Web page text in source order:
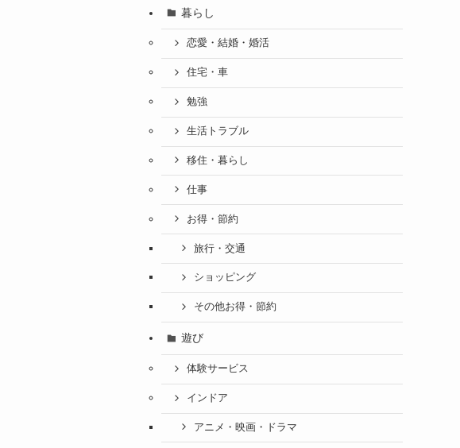
暮らし
恋愛・結婚・婚活
住宅・車
勉強
生活トラブル
移住・暮らし
仕事
お得・節約
旅行・交通
ショッピング
その他お得・節約
遊び
体験サービス
インドア
アニメ・映画・ドラマ